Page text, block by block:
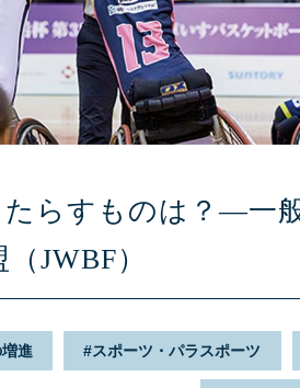
たらすものは？—一
JWBF）
進 スポーツ・パラスポーツ